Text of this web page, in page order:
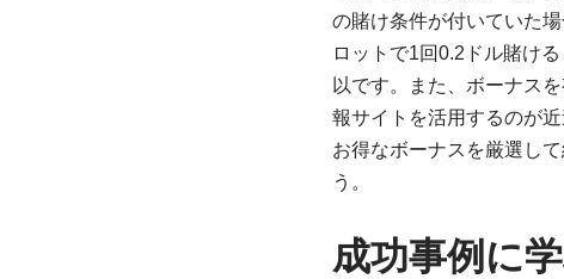
の賭け条件が付いていた
ロットで1回0.2ドル賭け
以です。また、ボーナス
報サイトを活用するのが
お得なボーナスを厳選し
う。
成功事例に